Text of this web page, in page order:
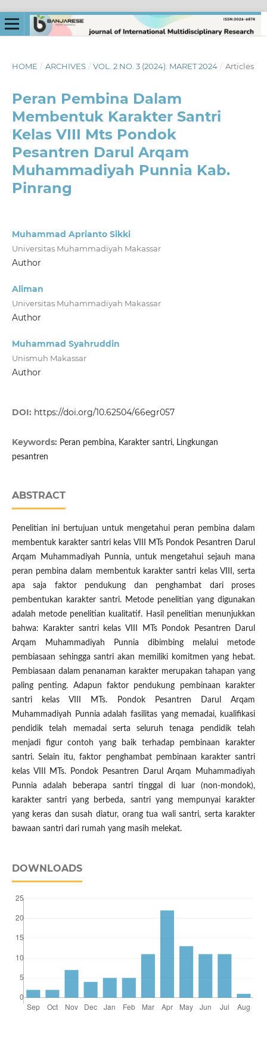
HOME / ARCHIVES / VOL. 2 NO. 3 (2024): MARET 2024 / Articles
Peran Pembina Dalam
Membentuk Karakter Santri
Kelas VIII Mts Pondok
Pesantren Darul Arqam
Muhammadiyah Punnia Kab.
Pinrang
Muhammad Aprianto Sikki
Universitas Muhammadiyah Makassar
Author
Aliman
Universitas Muhammadiyah Makassar
Author
Muhammad Syahruddin
Unismuh Makassar
Author
DOI: https://doi.org/10.62504/66egr057
Keywords: Peran pembina, Karakter santri, Lingkungan
pesantren
ABSTRACT
Penelitian ini bertujuan untuk mengetahui peran pembina dalam
membentuk karakter santri kelas VIII MTs Pondok Pesantren Darul
Arqam Muhammadiyah Punnia, untuk mengetahui sejauh mana
peran pembina dalam membentuk karakter santri kelas VIII, serta
apa saja faktor pendukung dan penghambat dari proses
pembentukan karakter santri. Metode penelitian yang digunakan
adalah metode penelitian kualitatif. Hasil penelitian menunjukkan
bahwa: Karakter santri kelas VIII MTs Pondok Pesantren Darul
Arqam Muhammadiyah Punnia dibimbing melalui metode
pembiasaan sehingga santri akan memiliki komitmen yang hebat.
Pembiasaan dalam penanaman karakter merupakan tahapan yang
paling penting. Adapun faktor pendukung pembinaan karakter
santri kelas VIII MTs. Pondok Pesantren Darul Arqam
Muhammadiyah Punnia adalah fasilitas yang memadai, kualifikasi
pendidik telah memadai serta seluruh tenaga pendidik telah
menjadi figur contoh yang baik terhadap pembinaan karakter
santri. Selain itu, faktor penghambat pembinaan karakter santri
kelas VIII MTs. Pondok Pesantren Darul Arqam Muhammadiyah
Punnia adalah beberapa santri tinggal di luar (non-mondok),
karakter santri yang berbeda, santri yang mempunyai karakter
yang keras dan susah diatur, orang tua wali santri, serta karakter
bawaan santri dari rumah yang masih melekat.
DOWNLOADS